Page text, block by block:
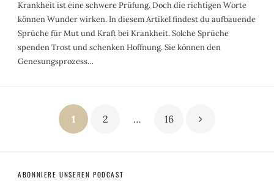
Krankheit ist eine schwere Prüfung. Doch die richtigen Worte
können Wunder wirken. In diesem Artikel findest du aufbauende
Sprüche für Mut und Kraft bei Krankheit. Solche Sprüche
spenden Trost und schenken Hoffnung. Sie können den
Genesungsprozess…
Seitennummerierung
Beiträge
1 2 … 16
ABONNIERE UNSEREN PODCAST